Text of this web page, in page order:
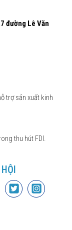
đường Lê Văn
trợ sản xuất kinh
thu hút FDI.